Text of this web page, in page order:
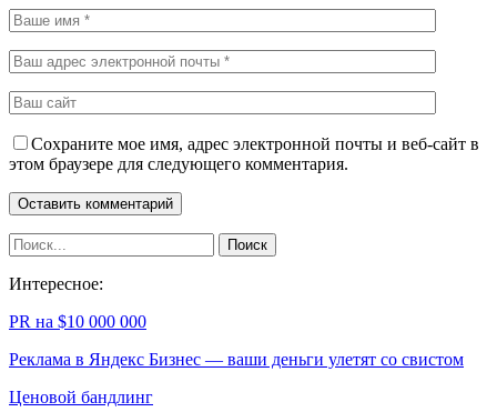
Сохраните мое имя, адрес электронной почты и веб-сайт в
этом браузере для следующего комментария.
Интересное:
PR на $10 000 000
Реклама в Яндекс Бизнес — ваши деньги улетят со свистом
Ценовой бандлинг